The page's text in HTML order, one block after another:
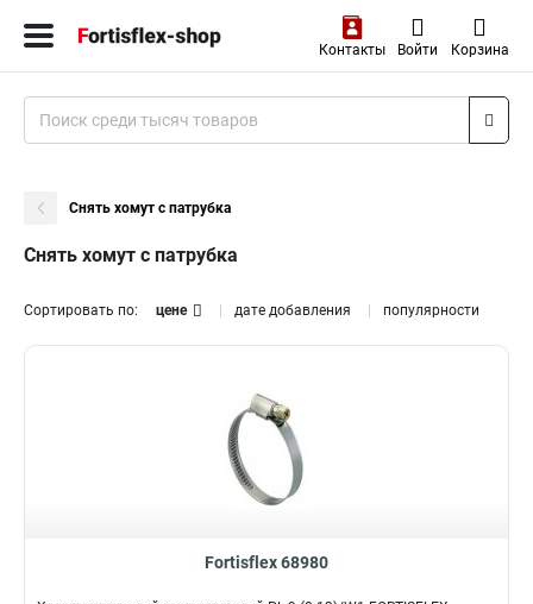
Контакты Войти Корзина
Снять хомут с патрубка
Снять хомут с патрубка
Сортировать по: цене дате добавления популярности
Fortisflex 68980